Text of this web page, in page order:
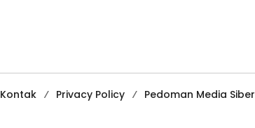
Kontak Privacy Policy
Pedoman Media Siber